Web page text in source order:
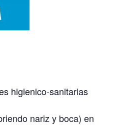
higienico-sanitarias
nariz y boca) en